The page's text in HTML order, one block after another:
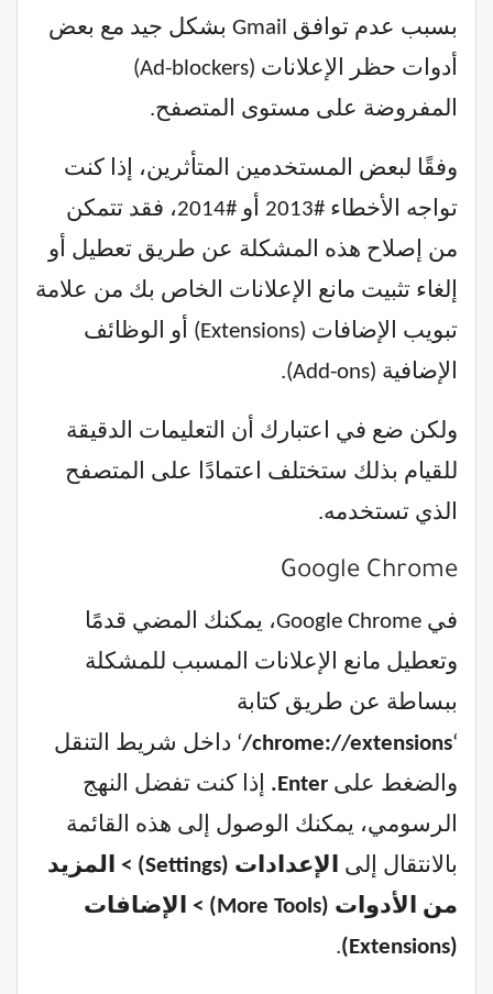
بسبب عدم توافق Gmail بشكل جيد مع بعض
أدوات حظر الإعلانات (Ad-blockers)
المفروضة على مستوى المتصفح.
وفقًا لبعض المستخدمين المتأثرين، إذا كنت
تواجه الأخطاء #2013 أو #2014، فقد تتمكن
من إصلاح هذه المشكلة عن طريق تعطيل أو
إلغاء تثبيت مانع الإعلانات الخاص بك من علامة
تبويب الإضافات (Extensions) أو الوظائف
الإضافية (Add-ons).
ولكن ضع في اعتبارك أن التعليمات الدقيقة
للقيام بذلك ستختلف اعتمادًا على المتصفح
الذي تستخدمه.
Google Chrome
في Google Chrome، يمكنك المضي قدمًا
وتعطيل مانع الإعلانات المسبب للمشكلة
ببساطة عن طريق كتابة
‘
chrome://extensions/ ‘ داخل شريط التنقل
والضغط على Enter.
إذا كنت تفضل النهج
الرسومي، يمكنك الوصول إلى هذه القائمة
بالانتقال إلى
الإعدادات (Settings) > المزيد
من الأدوات (More Tools) > الإضافات
(Extensions)
.